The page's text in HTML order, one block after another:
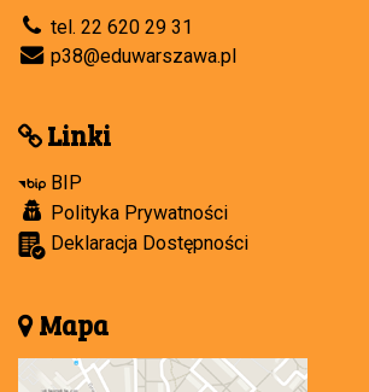
tel. 22 620 29 31
p38@eduwarszawa.pl
Linki
BIP
Polityka Prywatności
Deklaracja Dostępności
Mapa